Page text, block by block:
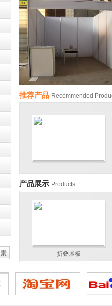
推荐产品 Recommended
产品展示 Products
折叠展板